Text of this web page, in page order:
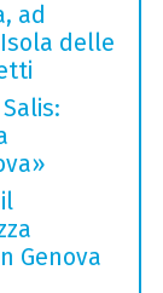
ad
delle
Genova